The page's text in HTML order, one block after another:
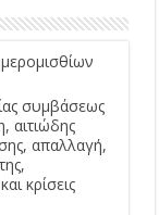
συμβάσεως
αιτιώδης
απαλλαγή,
κρίσεις